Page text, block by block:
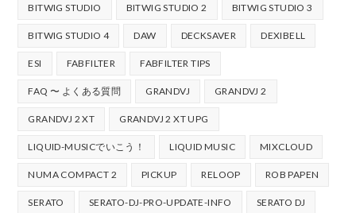
BITWIG STUDIO BITWIG STUDIO 2 BITWIG STUDIO 3
BITWIG STUDIO 4 DAW DECKSAVER DEXIBELL
ESI FABFILTER FABFILTER TIPS
FAQ 〜 よくある質問 GRANDVJ GRANDVJ 2
GRANDVJ 2 XT GRANDVJ 2 XT UPG
LIQUID-MUSICでいこう！ LIQUID MUSIC MIXCLOUD
NUMA COMPACT 2 PICKUP RELOOP ROB PAPEN
SERATO SERATO-DJ-PRO-UPDATE-INFO SERATO DJ